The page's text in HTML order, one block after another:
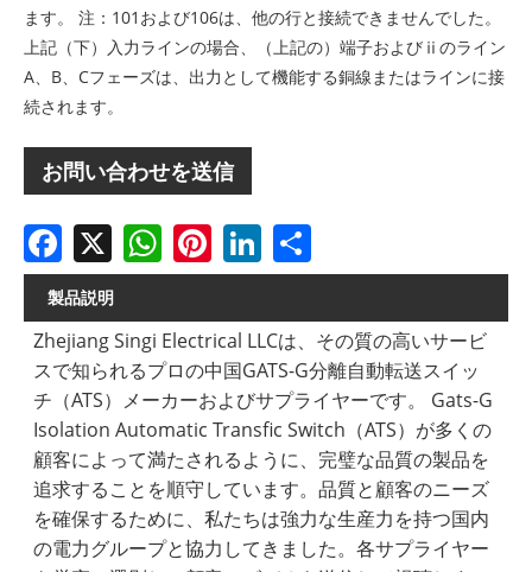
ます。 注：101および106は、他の行と接続できませんでした。
上記（下）入力ラインの場合、（上記の）端子およびⅱのライン
A、B、Cフェーズは、出力として機能する銅線またはラインに接
続されます。
お問い合わせを送信
Facebook WhatsAppPinterestLinkedIn
製品説明
Zhejiang Singi Electrical LLCは、その質の高いサービ
スで知られるプロの中国GATS-G分離自動転送スイッ
チ（ATS）メーカーおよびサプライヤーです。 Gats-G
Isolation Automatic Transfic Switch（ATS）が多くの
顧客によって満たされるように、完璧な品質の製品を
追求することを順守しています。品質と顧客のニーズ
を確保するために、私たちは強力な生産力を持つ国内
の電力グループと協力してきました。各サプライヤー